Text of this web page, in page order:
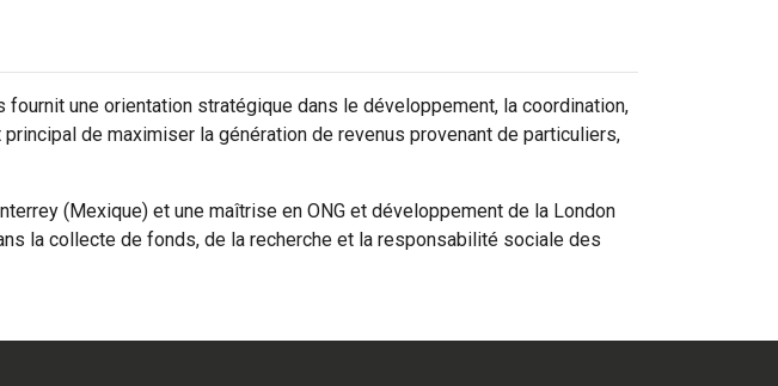
une orientation stratégique dans le développement, la coordination,
de maximiser la génération de revenus provenant de particuliers,
(Mexique) et une maîtrise en ONG et développement de la London
la collecte de fonds, de la recherche et la responsabilité sociale des